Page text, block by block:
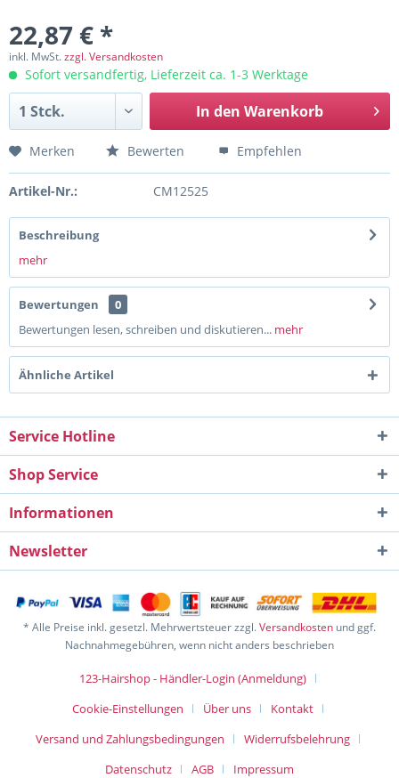
22,87 € *
inkl. MwSt.zzgl. Versandkosten
Sofort versandfertig, Lieferzeit ca. 1-3 Werktage
In den Warenkorb
Merken Bewerten Empfehlen
Artikel-Nr.: CM12525
Beschreibung
mehr
Bewertungen
0
Bewertungen lesen, schreiben und diskutieren... mehr
Ähnliche Artikel
Service Hotline
Shop Service
Informationen
Newsletter
* Alle Preise inkl. gesetzl. Mehrwertsteuer zzgl.Versandkosten und ggf.
Nachnahmegebühren, wenn nicht anders beschrieben
123-Hairshop - Händler-Login (Anmeldung)
Cookie-Einstellungen
Über uns
Kontakt
Versand und Zahlungsbedingungen
Widerrufsbelehrung
Datenschutz
AGB Impressum